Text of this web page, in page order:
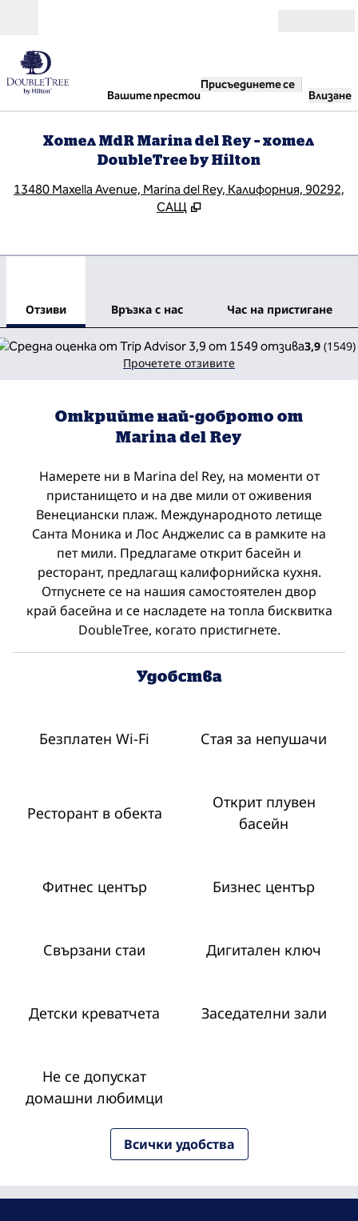
Вашите престои
Присъединете се
Влизане
Хотел MdR Marina del Rey – хотел
DoubleTree by Hilton
13480 Maxella Avenue, Marina del Rey, Калифорния, 90292,
САЩ
Отзиви Връзка с нас Час на пристигане
3,9 (1549)
Прочетете отзивите
Открийте най-доброто от
Marina del Rey
Намерете ни в Marina del Rey, на моменти от
пристанището и на две мили от оживения
Венециански плаж. Международното летище
Санта Моника и Лос Анджелис са в рамките на
пет мили. Предлагаме открит басейн и
ресторант, предлагащ калифорнийска кухня.
Отпуснете се на нашия самостоятелен двор
край басейна и се насладете на топла бисквитка
DoubleTree, когато пристигнете.
Удобства
Безплатен Wi-Fi Стая за непушачи
Ресторант в обекта
Открит плувен
басейн
Фитнес център Бизнес център
Свързани стаи Дигитален ключ
Детски креватчета Заседателни зали
Не се допускат
домашни любимци
Всички удобства